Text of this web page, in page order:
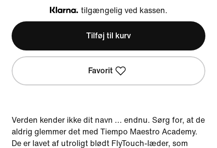
Klarna
tilgængelig ved kassen.
Tilføj til kurv
Favorit
Verden kender ikke dit navn ... endnu. Sørg for, at de
aldrig glemmer det med Tiempo Maestro Academy.
De er lavet af utroligt blødt FlyTouch-læder, som